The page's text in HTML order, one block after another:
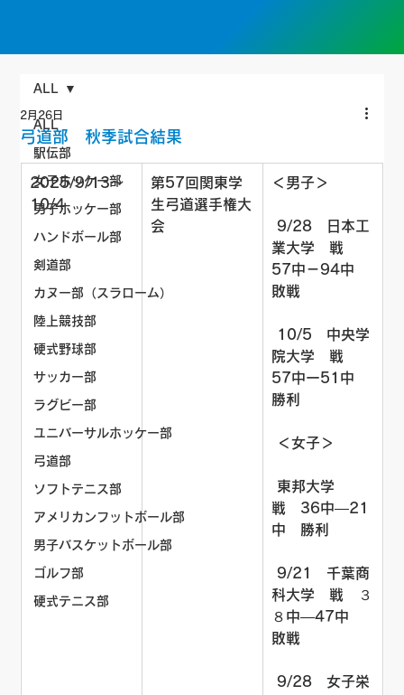
ALL
駅伝部
女子ホッケー部
男子ホッケー部
ハンドボール部
剣道部
カヌー部（スラローム）
陸上競技部
硬式野球部
サッカー部
ラグビー部
ユニバーサルホッケー部
弓道部
ソフトテニス部
アメリカンフットボール部
男子バスケットボール部
ゴルフ部
硬式テニス部
ALL
弓道部 秋季試合結果
2月26日
2025/9/13～
10/4
第57回関東学
生弓道選手権大
会
＜男子＞
9/28　日本工
業大学　戦
57中－94中
敗戦
院大学　戦
57中ー51中
勝利
＜女子＞
戦　36中―21
中　勝利
9/21　千葉商
科大学　戦　３
８中―47中
敗戦
9/28　女子栄